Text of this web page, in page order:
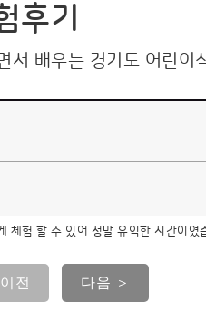
후기
서 배우는 경기도 어린이
체험 할 수 있어 정말 유익한 시간이였
전 다음 ＞